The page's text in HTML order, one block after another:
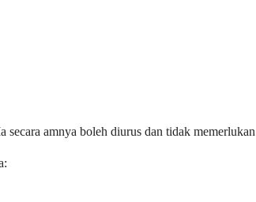
amnya boleh diurus dan tidak